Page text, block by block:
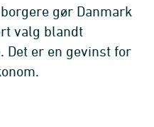
gør Danmark
valg blandt
Det er en gevinst for